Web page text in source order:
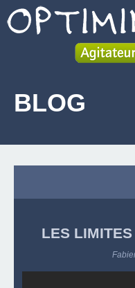
SERVICES
LIVRE
CONTACT
BLOG
LES